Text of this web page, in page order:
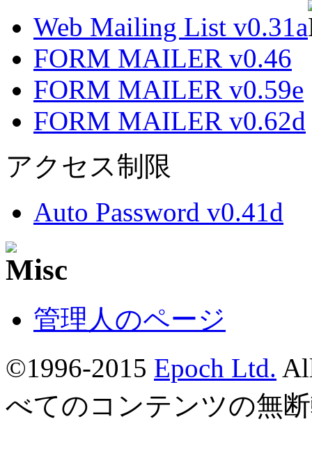
Web Mailing List v0.31a
FORM MAILER v0.46
FORM MAILER v0.59e
FORM MAILER v0.62d
アクセス制限
Auto Password v0.41d
管理人のページ
©1996-2015 Epoch Ltd.
べてのコンテンツの無